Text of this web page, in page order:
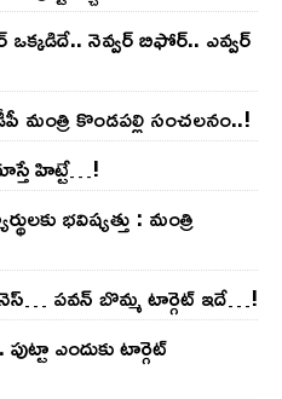
ఒక్క‌డిదే.. నెవ్వ‌ర్ బిఫోర్‌.. ఎవ్వ‌ర్
మంత్రి కొండ‌ప‌ల్లి సంచ‌ల‌నం..!
హిట్టే…!
భ‌విష్య‌త్తు : మంత్రి
ప‌వ‌న్ బొమ్మ టార్గెట్ ఇదే…!
ఎందుకు టార్గెట్